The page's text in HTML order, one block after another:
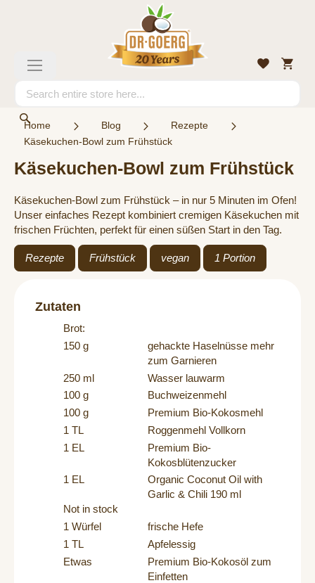
Search
Wishlist
My
Cart
Home Blog
Rezepte
Käsekuchen-Bowl zum Frühstück
Käsekuchen-Bowl zum Frühstück
Käsekuchen-Bowl zum Frühstück – in nur 5 Minuten im Ofen!
Unser einfaches Rezept kombiniert cremigen Käsekuchen mit
frischen Früchten, perfekt für einen süßen Start in den Tag.
Rezepte Frühstück vegan 1 Portion
Zutaten
Brot:
150 g
gehackte Haselnüsse mehr
zum Garnieren
250 ml
Wasser lauwarm
100 g
Buchweizenmehl
100 g
Premium Bio-Kokosmehl
1 TL
Roggenmehl Vollkorn
1 EL
Premium Bio-
Kokosblütenzucker
1 EL
Organic Coconut Oil with
Garlic & Chili 190 ml
Not in stock
1 Würfel
frische Hefe
1 TL
Apfelessig
Etwas
Premium Bio-Kokosöl zum
Einfetten